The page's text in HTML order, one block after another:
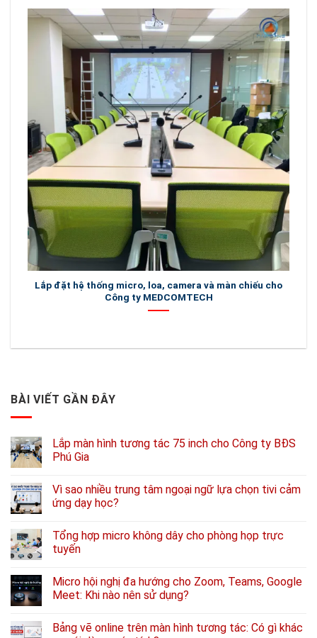
Lắp đặt hệ thống micro, loa, camera và màn chiếu cho
Công ty MEDCOMTECH
BÀI VIẾT GẦN ĐÂY
Lắp màn hình tương tác 75 inch cho Công ty BĐS
Phú Gia
Vì sao nhiều trung tâm ngoại ngữ lựa chọn tivi cảm
ứng dạy học?
Tổng hợp micro không dây cho phòng họp trực
tuyến
Micro hội nghị đa hướng cho Zoom, Teams, Google
Meet: Khi nào nên sử dụng?
Bảng vẽ online trên màn hình tương tác: Có gì khác